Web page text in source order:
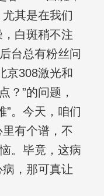
其是在我们
白斑稍不注
台总有粉丝问
京308激光和
？”的问题，
”。今天，咱们
有个谱，不
。毕竟，这病
，那可真让